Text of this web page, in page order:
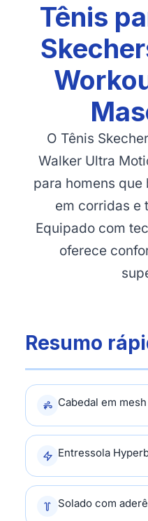
Tênis
O Tênis
Walker Ultra
para homens
em corridas e
Equipado com
oferece
Resumo
Cabedal em
Entressola
Solado com